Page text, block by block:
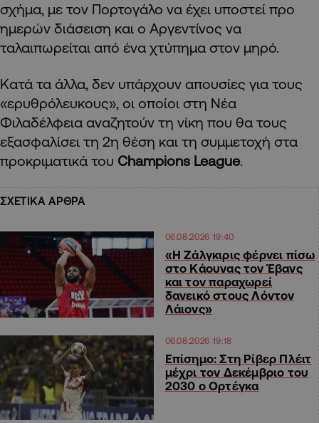
σχήμα, με τον Πορτογάλο να έχει υποστεί προ
ημερών διάσειση και ο Αργεντίνος να
ταλαιπωρείται από ένα χτύπημα στον μηρό.
Κατά τα άλλα, δεν υπάρχουν απουσίες για τους
«ερυθρόλευκους», οι οποίοι στη Νέα
Φιλαδέλφεια αναζητούν τη νίκη που θα τους
εξασφαλίσει τη 2η θέση και τη συμμετοχή στα
προκριματικά του Champions League.
ΣΧΕΤΙΚΑ ΑΡΘΡΑ
06.08.2026 19:40
«Η Ζάλγκιρις φέρνει πίσω
στο Κάουνας τον Έβανς
και τον παραχωρεί
δανεικό στους Λόντον
Λάιονς»
06.08.2026 19:18
Επίσημο: Στη Ρίβερ Πλέιτ
μέχρι τον Δεκέμβριο του
2030 ο Ορτέγκα